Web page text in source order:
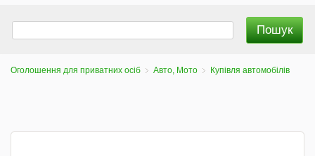
Оголошення для приватних осіб Авто, Мото Купівля автомобілів